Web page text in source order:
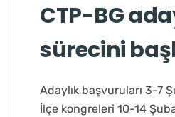
CTP-BG
sürecini
Adaylık başvuruları 3-7
İlçe kongreleri 10-14